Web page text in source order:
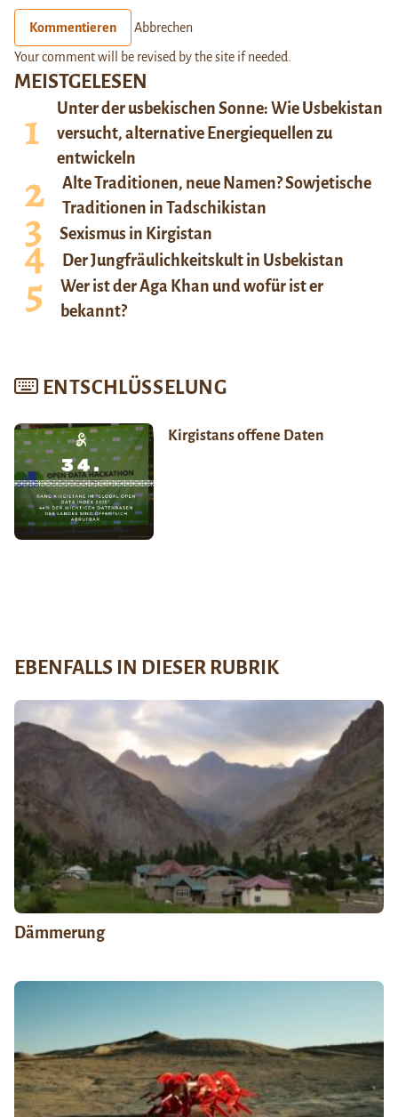
MEISTGELESEN
Unter der usbekischen Sonne: Wie Usbekistan
versucht, alternative Energiequellen zu
entwickeln
Alte Traditionen, neue Namen? Sowjetische
Traditionen in Tadschikistan
Sexismus in Kirgistan
Der Jungfräulichkeitskult in Usbekistan
Wer ist der Aga Khan und wofür ist er
bekannt?
ENTSCHLÜSSELUNG
Kirgistans offene Daten
Kommentieren Abbrechen
Your comment will be revised by the site if needed.
EBENFALLS IN DIESER RUBRIK
Dämmerung